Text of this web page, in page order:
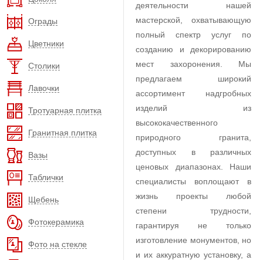
Ограды
Цветники
Столики
Лавочки
Тротуарная плитка
Гранитная плитка
Вазы
Таблички
Щебень
Фотокерамика
Фото на стекле
деятельности нашей
мастерской, охватывающую
полный спектр услуг по
созданию и декорированию
мест захоронения. Мы
предлагаем широкий
ассортимент надгробных
изделий из
высококачественного
природного гранита,
доступных в различных
ценовых диапазонах. Наши
специалисты воплощают в
жизнь проекты любой
степени трудности,
гарантируя не только
изготовление монументов, но
и их аккуратную установку, а